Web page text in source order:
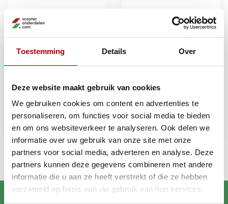
Toestemming Details Over
Deze website maakt gebruik van cookies
We gebruiken cookies om content en advertenties te
personaliseren, om functies voor social media te bieden
en om ons websiteverkeer te analyseren. Ook delen we
informatie over uw gebruik van onze site met onze
partners voor social media, adverteren en analyse. Deze
partners kunnen deze gegevens combineren met andere
informatie die u aan ze heeft verstrekt of die ze hebben
verzameld op basis van uw gebruik van hun services.
T-greep +
schroevendraaier
torx
T-greep +
schroevendraaier
inbus